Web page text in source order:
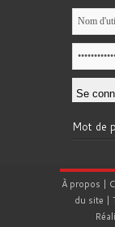
Mot de
À propos |
du site |